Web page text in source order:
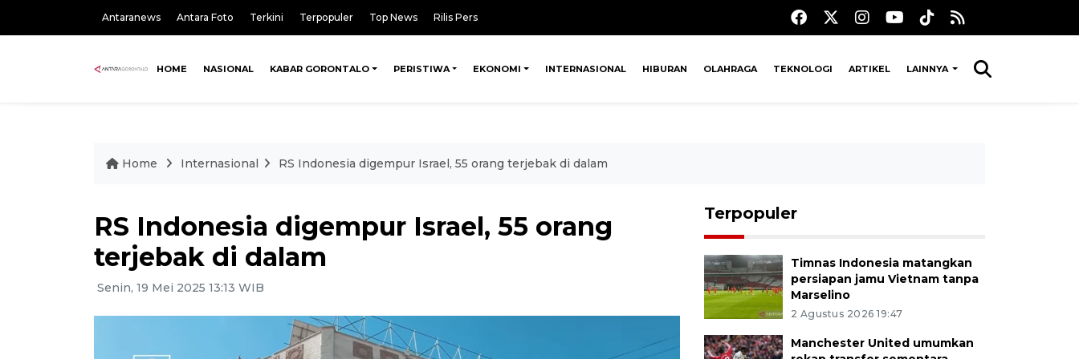
Antaranews Antara Foto Terkini Terpopuler Top News Rilis Pers
HOME NASIONAL KABAR GORONTALO PERISTIWA EKONOMI INTERNASIONAL HIBURAN OLAHRAGA TEKNOLOGI ARTIKEL LAINNYA
Home Internasional RS Indonesia digempur Israel, 55 orang terjebak di dalam
RS Indonesia digempur Israel, 55 orang
terjebak di dalam
Senin, 19 Mei 2025 13:13 WIB
Terpopuler
Timnas Indonesia matangkan
persiapan jamu Vietnam tanpa
Marselino
2 Agustus 2026 19:47
Manchester United umumkan